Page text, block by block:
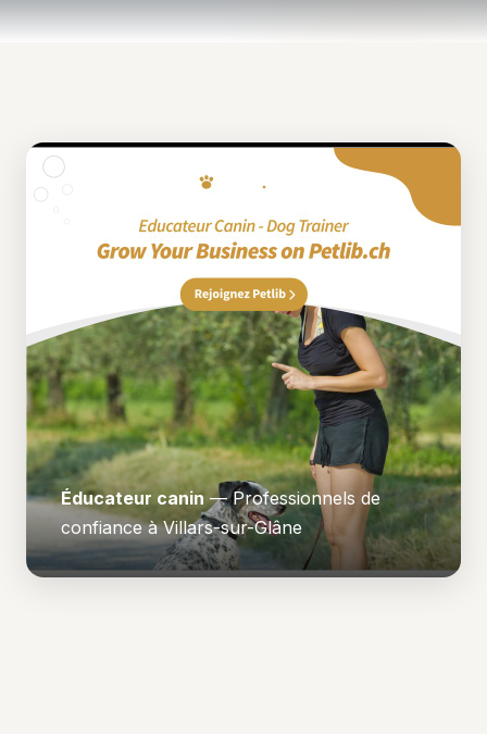
Éducateur canin — Professionnels de
confiance à Villars-sur-Glâne